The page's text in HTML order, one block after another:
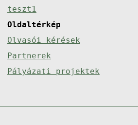
teszt1
Oldaltérkép
Olvasói kérések
Partnerek
Pályázati projektek